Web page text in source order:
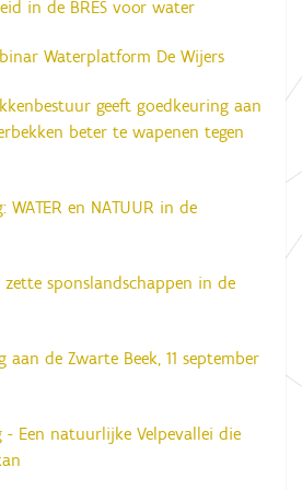
in de BRES voor water
Waterplatform De Wijers
geeft goedkeuring aan
beter te wapenen tegen
WATER en NATUUR in de
zette sponslandschappen in de
aan de Zwarte Beek, 11 september
- Een natuurlijke Velpevallei die